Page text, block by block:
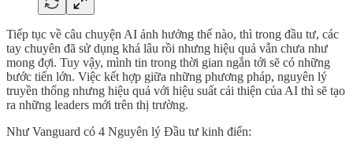
Tiếp tục về câu chuyện AI ảnh hưởng thế nào, thì trong đầu tư, các
tay chuyên đã sử dụng khá lâu rồi nhưng hiệu quả vẫn chưa như
mong đợi. Tuy vậy, mình tin trong thời gian ngắn tới sẽ có những
bước tiến lớn. Việc kết hợp giữa những phương pháp, nguyên lý
truyền thống nhưng hiệu quả với hiệu suất cải thiện của AI thì sẽ tạo
ra những leaders mới trên thị trường.
Như Vanguard có 4 Nguyên lý Đầu tư kinh điển: